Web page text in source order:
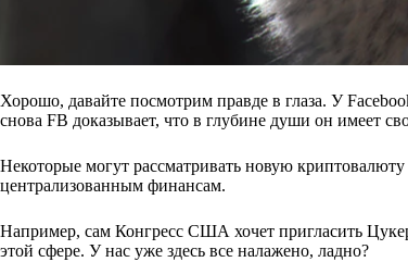
Хорошо, давайте посмотрим правде в глаза. У
снова FB доказывает, что в глубине души он имеет
Некоторые могут рассматривать новую
централизованным финансам.
Например, сам Конгресс США хочет пригласить
этой сфере. У нас уже здесь все налажено, ладно?